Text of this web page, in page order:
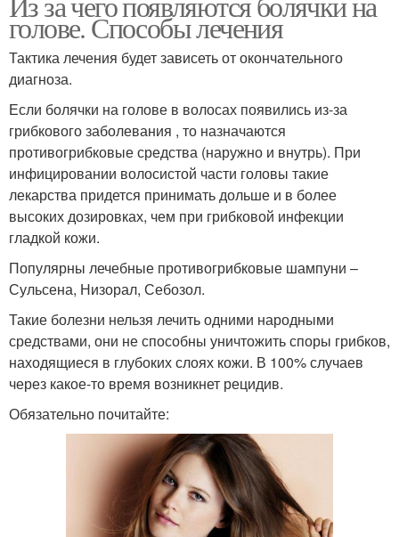
голове. Способы лечения
Тактика лечения будет зависеть от окончательного
диагноза.
Если болячки на голове в волосах появились из-за
грибкового заболевания , то назначаются
противогрибковые средства (наружно и внутрь). При
инфицировании волосистой части головы такие
лекарства придется принимать дольше и в более
высоких дозировках, чем при грибковой инфекции
гладкой кожи.
Популярны лечебные противогрибковые шампуни –
Сульсена, Низорал, Себозол.
Такие болезни нельзя лечить одними народными
средствами, они не способны уничтожить споры грибков,
находящиеся в глубоких слоях кожи. В 100% случаев
через какое-то время возникнет рецидив.
Обязательно почитайте: